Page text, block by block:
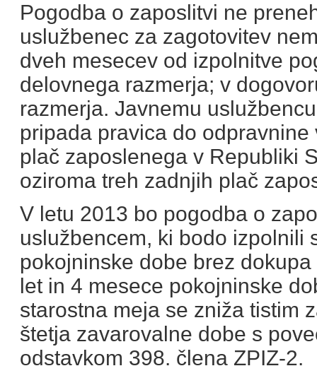
Pogodba o zaposlitvi ne
uslužbenec za zagotovitev
dveh mesecev od izpolnitve
delovnega razmerja; v
razmerja. Javnemu
pripada pravica do
plač zaposlenega v Republiki
oziroma treh zadnjih plač
V letu 2013 bo pogodba o
uslužbencem, ki bodo izpolnili
pokojninske dobe brez
let in 4 mesece pokojninske
starostna meja se zniža tistim
štetja zavarovalne dobe s
odstavkom 398. člena ZPIZ-2.